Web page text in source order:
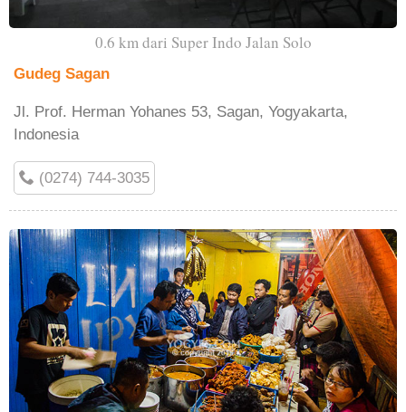
0.6 km dari Super Indo Jalan Solo
Gudeg Sagan
Jl. Prof. Herman Yohanes 53, Sagan, Yogyakarta,
Indonesia
(0274) 744-3035